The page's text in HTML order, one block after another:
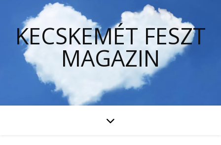
KECSKEMÉT FESZT
MAGAZIN